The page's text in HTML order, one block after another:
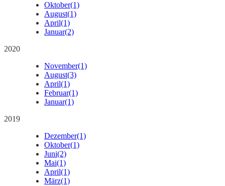
Oktober(1)
August(1)
April(1)
Januar(2)
2020
November(1)
August(3)
April(1)
Februar(1)
Januar(1)
2019
Dezember(1)
Oktober(1)
Juni(2)
Mai(1)
April(1)
März(1)